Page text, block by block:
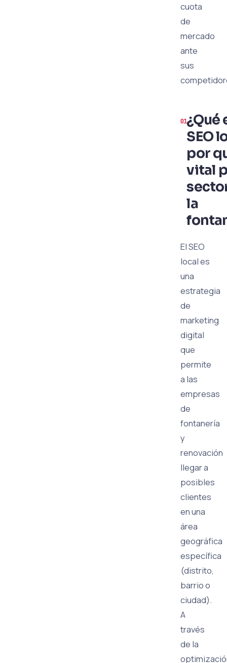
cuota
de
mercado
ante
sus
¿Qué
SEO
por
vital
la
El SEO
local es
una
estrategia
de
marketing
digital
que
permite
a las
empresas
de
fontanería
y
renovación
llegar a
posibles
clientes
en una
área
geográfica
específica
(distrito,
barrio o
ciudad).
A
través
de la